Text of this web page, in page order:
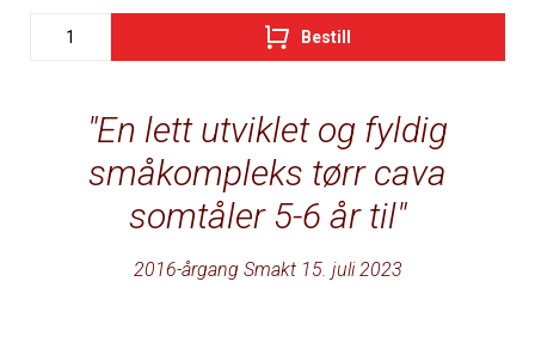
En lett utviklet og fyldig
småkompleks tørr cava
somtåler 5-6 år til
2016-årgang Smakt 15. juli 2023
Bestill